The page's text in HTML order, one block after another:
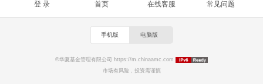
登 录 首页 在线客服 常见问题
手机版 电脑版
©华夏基金管理有限公司 https://m.chinaamc.com
市场有风险，投资需谨慎